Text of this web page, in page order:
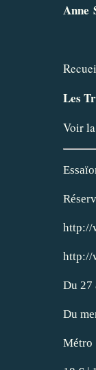
Anne
Les
Voir
http://
http://
Du 27
Du
Métro